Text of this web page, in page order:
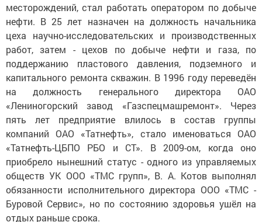
месторождений, стал работать оператором по добыче
нефти. В 25 лет назначен на должность начальника
цеха научно-исследовательских и производственных
работ, затем - цехов по добыче нефти и газа, по
поддержанию пластового давления, подземного и
капитального ремонта скважин. В 1996 году переведён
на должность генерального директора ОАО
«Лениногорский завод «Газспецмашремонт». Через
пять лет предприятие влилось в состав группы
компаний ОАО «Татнефть», стало именоваться ОАО
«Татнефть-ЦБПО РБО и СТ». В 2009-ом, когда оно
приобрело нынешний статус - одного из управляемых
обществ УК ООО «ТМС групп», В. А. Котов выполнял
обязанности исполнительного директора ООО «ТМС -
Буровой Сервис», но по состоянию здоровья ушёл на
отдых раньше срока.